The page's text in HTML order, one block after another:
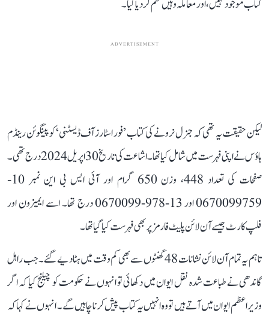
کتاب موجود نہیں، اور معاملہ وہیں ختم کر دیا گیا۔
ADVERTISEMENT
لیکن حقیقت یہ تھی کہ جنرل نرونے کی کتاب ’فور اسٹارز آف ڈیسٹنی‘ کو پینگوئن رینڈم
ہاؤس نے اپنی فہرست میں شامل کیا تھا۔ اشاعت کی تاریخ 30 اپریل 2024 درج تھی۔
صفحات کی تعداد 448، وزن 650 گرام اور آئی ایس بی این نمبر 10-
0670099759 اور 13-978-0670099 درج تھا۔ اسے ایمیزون اور
فلپ کارٹ جیسے آن لائن پلیٹ فارمز پر بھی فہرست کیا گیا تھا۔
تاہم یہ تمام آن لائن نشانات 48 گھنٹوں سے بھی کم وقت میں ہٹا دیے گئے۔ جب راہل
گاندھی نے طباعت شدہ نقل ایوان میں دکھائی تو انہوں نے حکومت کو چیلنج کیا کہ اگر
وزیر اعظم ایوان میں آتے ہیں تو وہ انہیں یہ کتاب پیش کرنا چاہیں گے۔ انہوں نے کہا کہ